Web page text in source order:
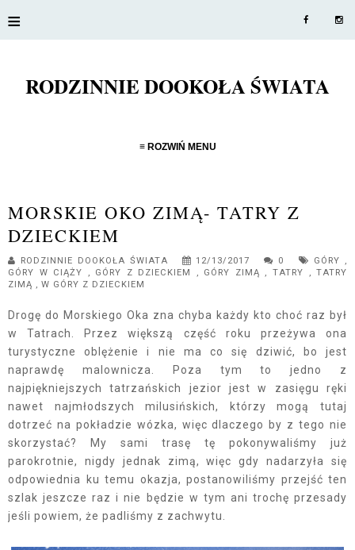
≡
RODZINNIE DOOKOŁA ŚWIATA
≡ ROZWIŃ MENU
MORSKIE OKO ZIMĄ- TATRY Z
DZIECKIEM
RODZINNIE DOOKOŁA ŚWIATA 12/13/2017 0 GÓRY ,
GÓRY W CIĄŻY
, GÓRY Z DZIECKIEM , GÓRY ZIMĄ , TATRY ,TATRY
ZIMĄ , W GÓRY Z DZIECKIEM
Drogę do Morskiego Oka zna chyba każdy kto choć raz był
w Tatrach. Przez większą część roku przeżywa ona
turystyczne oblężenie i nie ma co się dziwić, bo jest
naprawdę malownicza. Poza tym to jedno z
najpiękniejszych tatrzańskich jezior jest w zasięgu ręki
nawet najmłodszych milusińskich, którzy mogą tutaj
dotrzeć na pokładzie wózka, więc dlaczego by z tego nie
skorzystać? My sami trasę tę pokonywaliśmy już
parokrotnie, nigdy jednak zimą, więc gdy nadarzyła się
odpowiednia ku temu okazja, postanowiliśmy przejść ten
szlak jeszcze raz i nie będzie w tym ani trochę przesady
jeśli powiem, że padliśmy z zachwytu.